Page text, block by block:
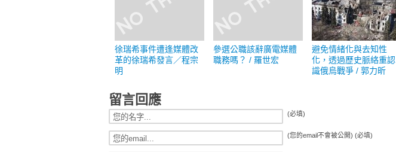
徐瑞希事件遭逢媒體改
革的徐瑞希發言／程宗
明
參選公職該辭廣電媒體
職務嗎？ / 羅世宏
避免情緒化與去知性
化，透過歷史脈絡重認
識俄烏戰爭 / 郭力昕
留言回應
(必填)
(您的email不會被公開) (必填)